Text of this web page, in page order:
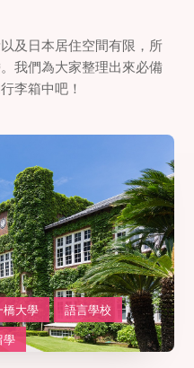
及日本居住空間有限，所
我們為大家整理出來必備
李箱中吧！
橋大學
語言學校
學